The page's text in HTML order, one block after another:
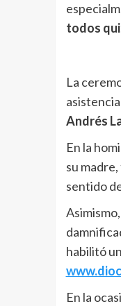
todos
La
Andrés
En la
su
sentido
habilitó
En la